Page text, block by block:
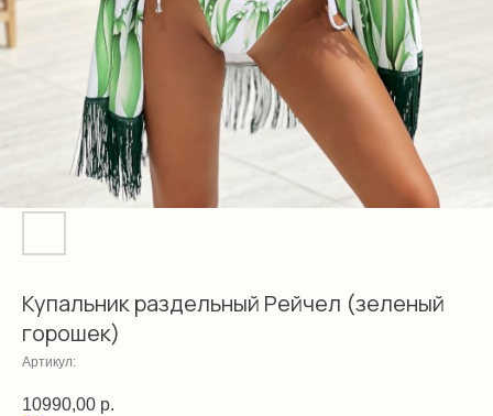
Купальник раздельный Рейчел (зеленый
горошек)
Артикул:
10990,00 р.